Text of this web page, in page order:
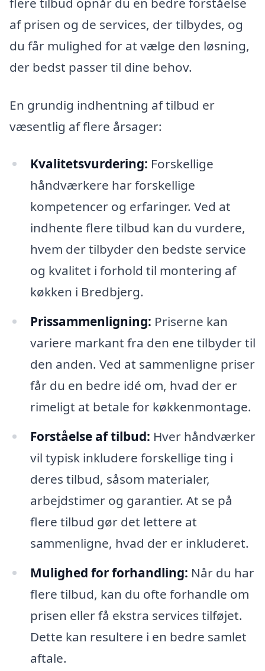
af prisen og de services, der tilbydes, og
du får mulighed for at vælge den løsning,
der bedst passer til dine behov.
En grundig indhentning af tilbud er
væsentlig af flere årsager:
Kvalitetsvurdering: Forskellige
håndværkere har forskellige
kompetencer og erfaringer. Ved at
indhente flere tilbud kan du vurdere,
hvem der tilbyder den bedste service
og kvalitet i forhold til montering af
køkken i Bredbjerg.
Prissammenligning: Priserne kan
variere markant fra den ene tilbyder til
den anden. Ved at sammenligne priser
får du en bedre idé om, hvad der er
rimeligt at betale for køkkenmontage.
Forståelse af tilbud: Hver håndværker
vil typisk inkludere forskellige ting i
deres tilbud, såsom materialer,
arbejdstimer og garantier. At se på
flere tilbud gør det lettere at
sammenligne, hvad der er inkluderet.
Mulighed for forhandling: Når du har
flere tilbud, kan du ofte forhandle om
prisen eller få ekstra services tilføjet.
Dette kan resultere i en bedre samlet
aftale.